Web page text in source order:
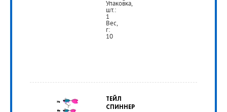
Упаковка,
шт.:
1
Вес,
г:
10
335
руб.
ТЕЙЛ
СПИННЕР